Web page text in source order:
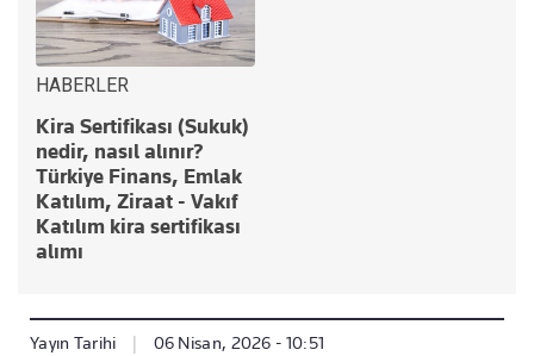
HABERLER
Kira Sertifikası (Sukuk)
nedir, nasıl alınır?
Türkiye Finans, Emlak
Katılım, Ziraat - Vakıf
Katılım kira sertifikası
alımı
Yayın Tarihi | 06 Nisan, 2026 - 10:51